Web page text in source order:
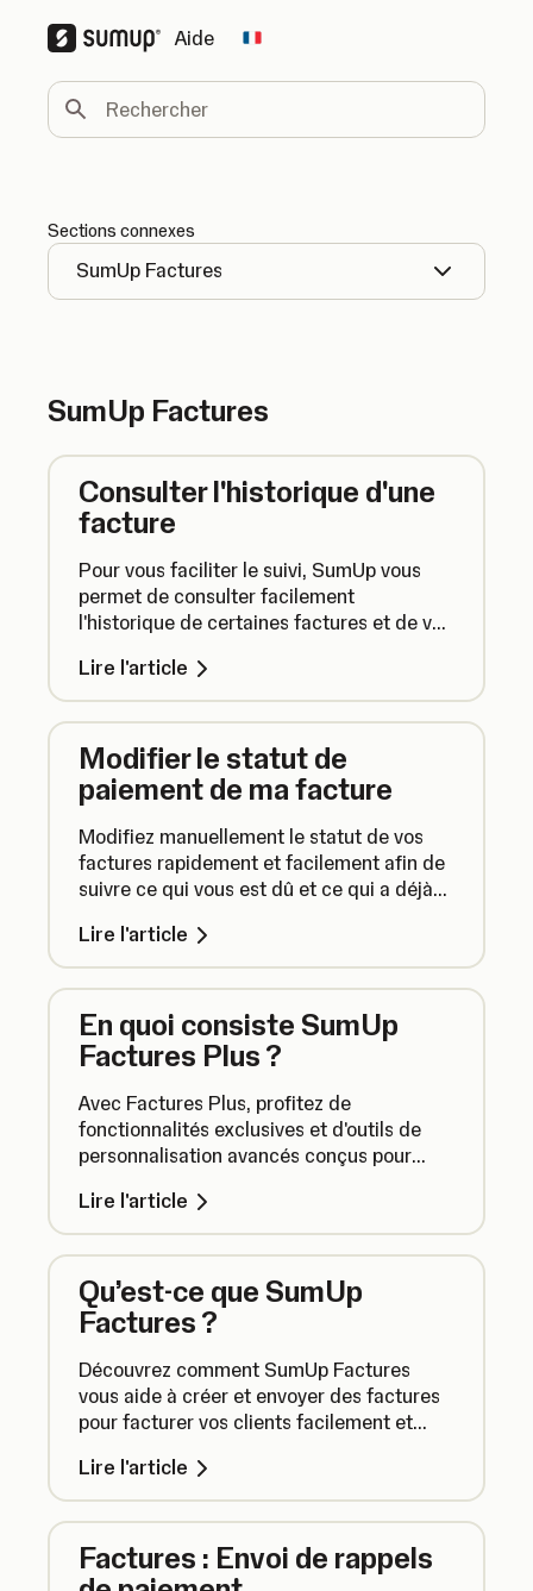
Aide Change country
Rechercher
Sections connexes
SumUp Factures
SumUp Factures
Consulter l'historique d'une
facture
Pour vous faciliter le suivi, SumUp vous
permet de consulter facilement
l'historique de certaines factures et de voir
création à leur paiement. Voici comment
suivre les modifications d'une facture.
Lire l'article
Modifier le statut de
paiement de ma facture
Modifiez manuellement le statut de vos
factures rapidement et facilement afin de
suivre ce qui vous est dû et ce qui a déjà
Lire l'article
En quoi consiste SumUp
Factures Plus ?
Avec Factures Plus, profitez de
fonctionnalités exclusives et d'outils de
personnalisation avancés conçus pour
sans aucune limite.
Lire l'article
Qu’est-ce que SumUp
Factures ?
Découvrez comment SumUp Factures
vous aide à créer et envoyer des factures
pour facturer vos clients facilement et
Lire l'article
Factures : Envoi de rappels